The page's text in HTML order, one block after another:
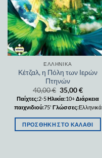
ΕΛΛΗΝΙΚΆ
Κέτζαλ, η Πόλη των Ιερών
Πτηνών
40,00€ 35,00€
Παίχτες:2-5Ηλικία:10+Διάρκεια
παιχνιδιού:75' Γλώσσες:Ελληνικά
ΠΡΟΣΘΉΚΗ ΣΤΟ ΚΑΛΆΘΙ